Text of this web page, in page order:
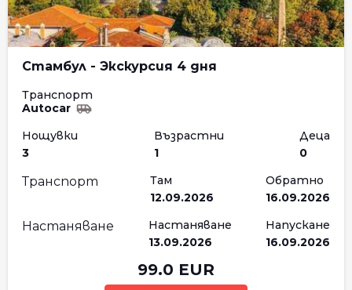
Стамбул - Экскурсия 4 дня
Транспорт
Autocar
Нощувки
3
Възрастни
1
Деца
0
Транспорт
Там
12.09.2026
Обратно
16.09.2026
Настаняване
Настаняване
13.09.2026
Напускане
16.09.2026
99.0 EUR